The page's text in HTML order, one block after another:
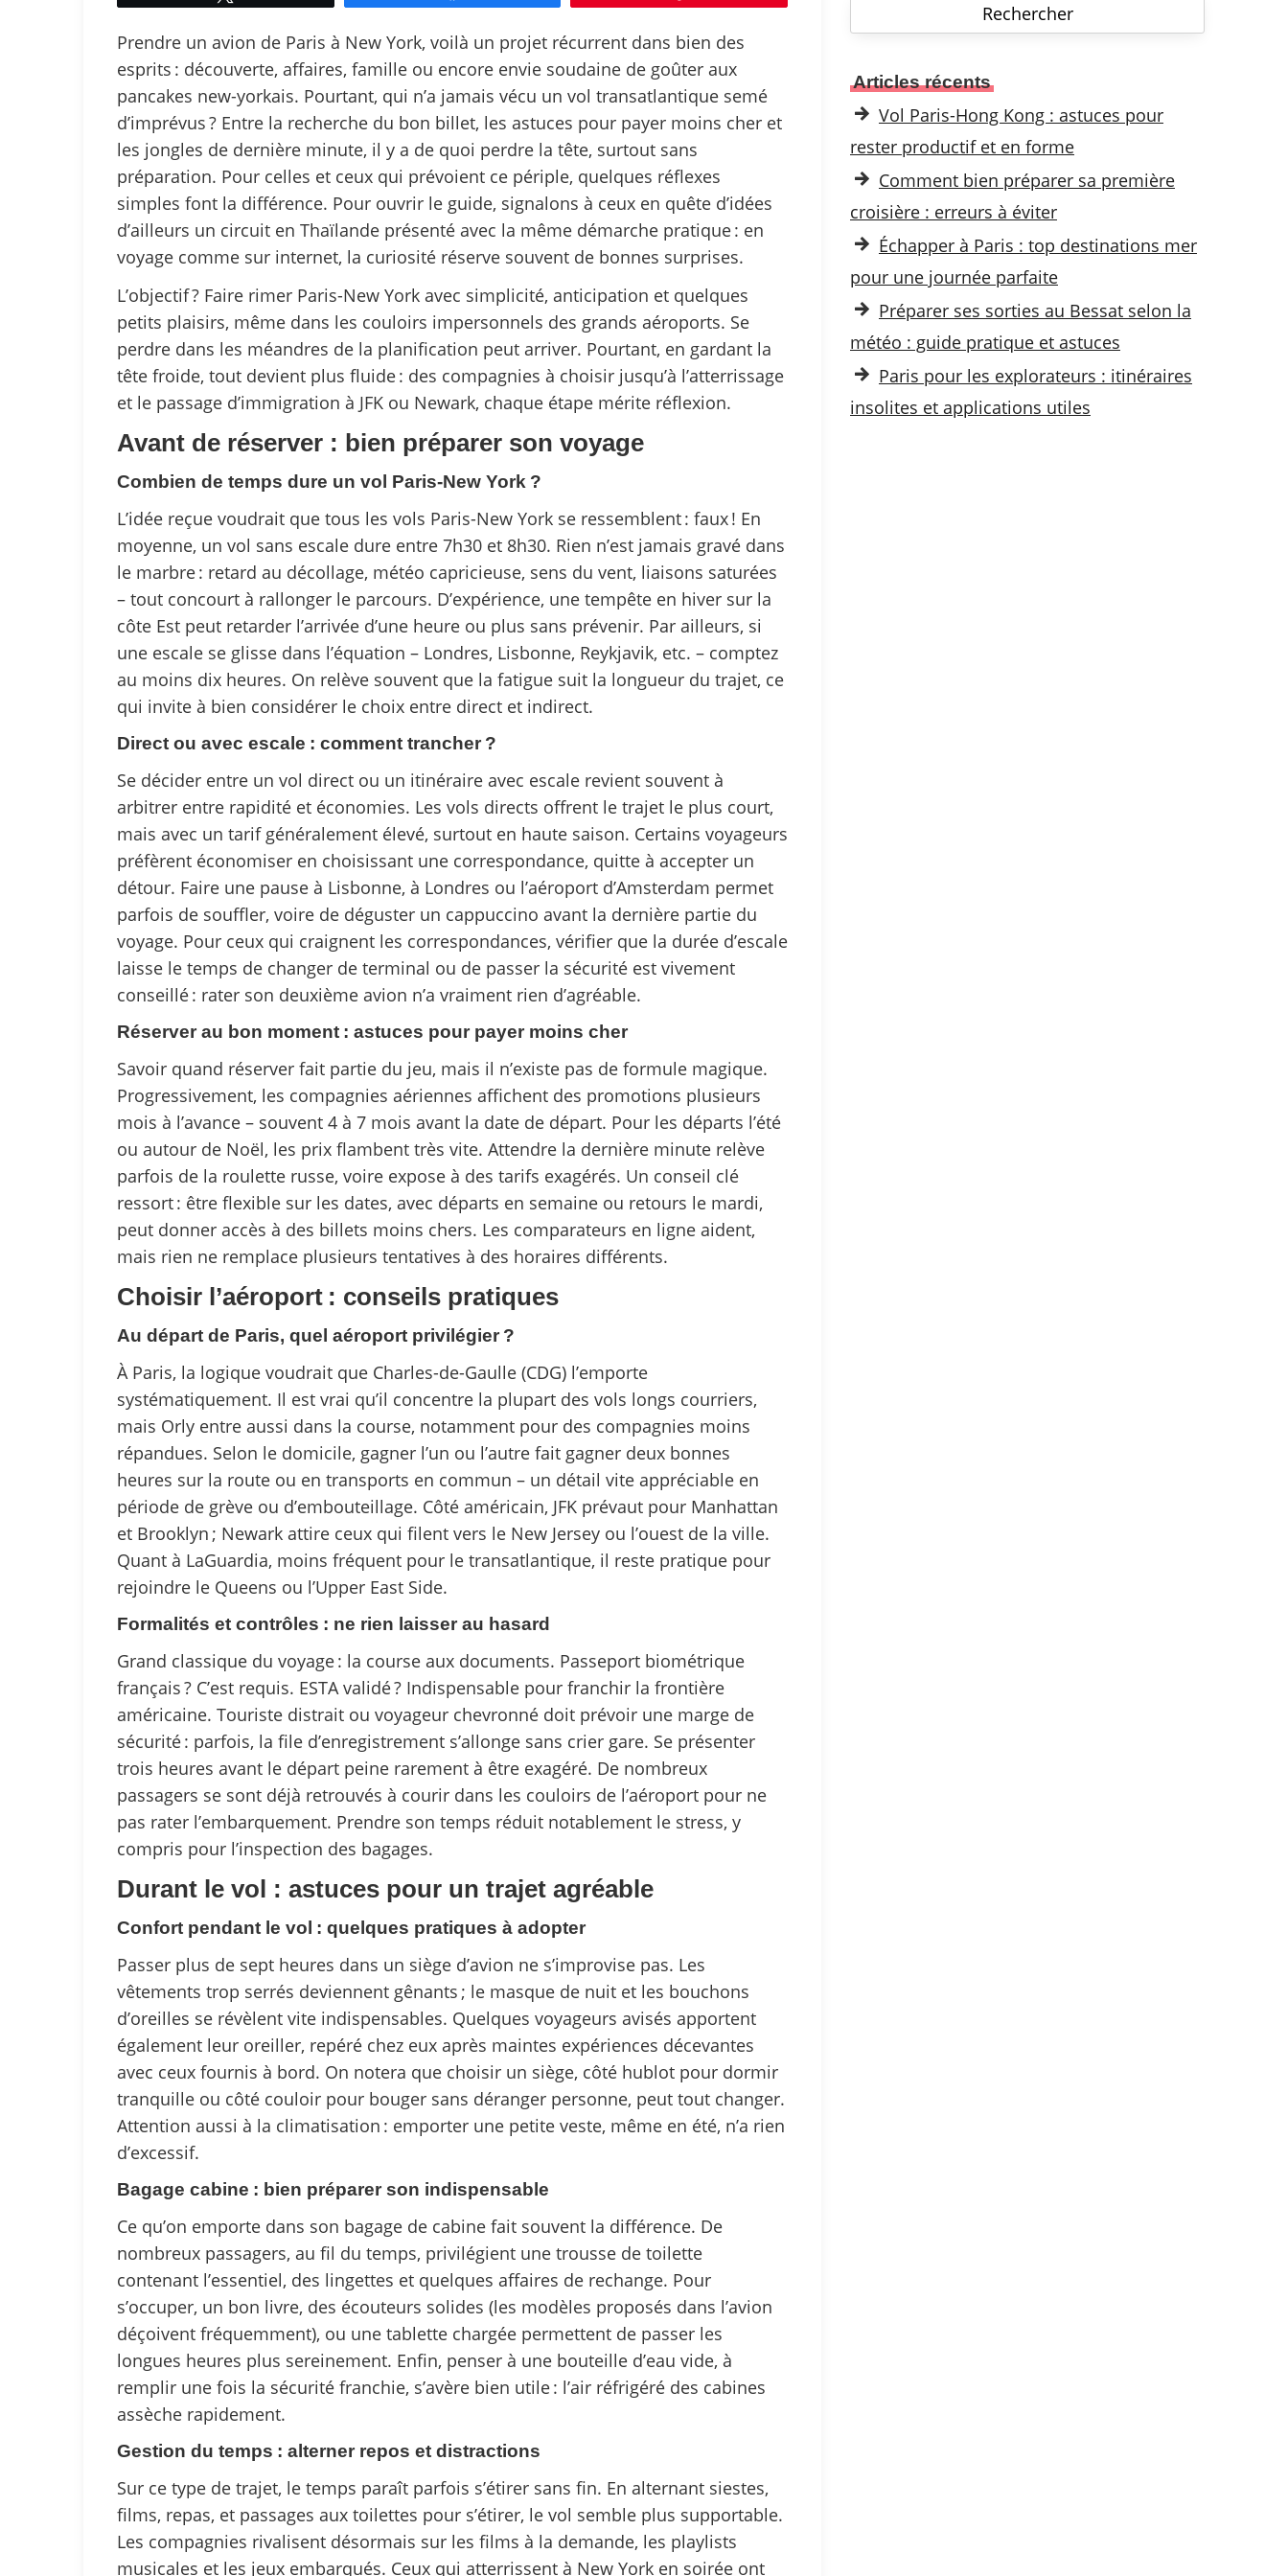
Prendre un avion de Paris à New York, voilà un projet récurrent dans bien des
esprits : découverte, affaires, famille ou encore envie soudaine de goûter aux
pancakes new-yorkais. Pourtant, qui n’a jamais vécu un vol transatlantique semé
d’imprévus ? Entre la recherche du bon billet, les astuces pour payer moins cher et
les jongles de dernière minute, il y a de quoi perdre la tête, surtout sans
préparation. Pour celles et ceux qui prévoient ce périple, quelques réflexes
simples font la différence. Pour ouvrir le guide, signalons à ceux en quête d’idées
d’ailleurs un circuit en Thaïlande présenté avec la même démarche pratique : en
voyage comme sur internet, la curiosité réserve souvent de bonnes surprises.
L’objectif ? Faire rimer Paris-New York avec simplicité, anticipation et quelques
petits plaisirs, même dans les couloirs impersonnels des grands aéroports. Se
perdre dans les méandres de la planification peut arriver. Pourtant, en gardant la
tête froide, tout devient plus fluide : des compagnies à choisir jusqu’à l’atterrissage
et le passage d’immigration à JFK ou Newark, chaque étape mérite réflexion.
Avant de réserver : bien préparer son voyage
Combien de temps dure un vol Paris-New York ?
L’idée reçue voudrait que tous les vols Paris-New York se ressemblent : faux ! En
moyenne, un vol sans escale dure entre 7h30 et 8h30. Rien n’est jamais gravé dans
le marbre : retard au décollage, météo capricieuse, sens du vent, liaisons saturées
– tout concourt à rallonger le parcours. D’expérience, une tempête en hiver sur la
côte Est peut retarder l’arrivée d’une heure ou plus sans prévenir. Par ailleurs, si
une escale se glisse dans l’équation – Londres, Lisbonne, Reykjavik, etc. – comptez
au moins dix heures. On relève souvent que la fatigue suit la longueur du trajet, ce
qui invite à bien considérer le choix entre direct et indirect.
Direct ou avec escale : comment trancher ?
Se décider entre un vol direct ou un itinéraire avec escale revient souvent à
arbitrer entre rapidité et économies. Les vols directs offrent le trajet le plus court,
mais avec un tarif généralement élevé, surtout en haute saison. Certains voyageurs
préfèrent économiser en choisissant une correspondance, quitte à accepter un
détour. Faire une pause à Lisbonne, à Londres ou l’aéroport d’Amsterdam permet
parfois de souffler, voire de déguster un cappuccino avant la dernière partie du
voyage. Pour ceux qui craignent les correspondances, vérifier que la durée d’escale
laisse le temps de changer de terminal ou de passer la sécurité est vivement
conseillé : rater son deuxième avion n’a vraiment rien d’agréable.
Réserver au bon moment : astuces pour payer moins cher
Savoir quand réserver fait partie du jeu, mais il n’existe pas de formule magique.
Progressivement, les compagnies aériennes affichent des promotions plusieurs
mois à l’avance – souvent 4 à 7 mois avant la date de départ. Pour les départs l’été
ou autour de Noël, les prix flambent très vite. Attendre la dernière minute relève
parfois de la roulette russe, voire expose à des tarifs exagérés. Un conseil clé
ressort : être flexible sur les dates, avec départs en semaine ou retours le mardi,
peut donner accès à des billets moins chers. Les comparateurs en ligne aident,
mais rien ne remplace plusieurs tentatives à des horaires différents.
Choisir l’aéroport : conseils pratiques
Au départ de Paris, quel aéroport privilégier ?
À Paris, la logique voudrait que Charles-de-Gaulle (CDG) l’emporte
systématiquement. Il est vrai qu’il concentre la plupart des vols longs courriers,
mais Orly entre aussi dans la course, notamment pour des compagnies moins
répandues. Selon le domicile, gagner l’un ou l’autre fait gagner deux bonnes
heures sur la route ou en transports en commun – un détail vite appréciable en
période de grève ou d’embouteillage. Côté américain, JFK prévaut pour Manhattan
et Brooklyn ; Newark attire ceux qui filent vers le New Jersey ou l’ouest de la ville.
Quant à LaGuardia, moins fréquent pour le transatlantique, il reste pratique pour
rejoindre le Queens ou l’Upper East Side.
Formalités et contrôles : ne rien laisser au hasard
Grand classique du voyage : la course aux documents. Passeport biométrique
français ? C’est requis. ESTA validé ? Indispensable pour franchir la frontière
américaine. Touriste distrait ou voyageur chevronné doit prévoir une marge de
sécurité : parfois, la file d’enregistrement s’allonge sans crier gare. Se présenter
trois heures avant le départ peine rarement à être exagéré. De nombreux
passagers se sont déjà retrouvés à courir dans les couloirs de l’aéroport pour ne
pas rater l’embarquement. Prendre son temps réduit notablement le stress, y
compris pour l’inspection des bagages.
Durant le vol : astuces pour un trajet agréable
Confort pendant le vol : quelques pratiques à adopter
Passer plus de sept heures dans un siège d’avion ne s’improvise pas. Les
vêtements trop serrés deviennent gênants ; le masque de nuit et les bouchons
d’oreilles se révèlent vite indispensables. Quelques voyageurs avisés apportent
également leur oreiller, repéré chez eux après maintes expériences décevantes
avec ceux fournis à bord. On notera que choisir un siège, côté hublot pour dormir
tranquille ou côté couloir pour bouger sans déranger personne, peut tout changer.
Attention aussi à la climatisation : emporter une petite veste, même en été, n’a rien
d’excessif.
Bagage cabine : bien préparer son indispensable
Ce qu’on emporte dans son bagage de cabine fait souvent la différence. De
nombreux passagers, au fil du temps, privilégient une trousse de toilette
contenant l’essentiel, des lingettes et quelques affaires de rechange. Pour
s’occuper, un bon livre, des écouteurs solides (les modèles proposés dans l’avion
déçoivent fréquemment), ou une tablette chargée permettent de passer les
longues heures plus sereinement. Enfin, penser à une bouteille d’eau vide, à
remplir une fois la sécurité franchie, s’avère bien utile : l’air réfrigéré des cabines
assèche rapidement.
Gestion du temps : alterner repos et distractions
Sur ce type de trajet, le temps paraît parfois s’étirer sans fin. En alternant siestes,
films, repas, et passages aux toilettes pour s’étirer, le vol semble plus supportable.
Les compagnies rivalisent désormais sur les films à la demande, les playlists
musicales et les jeux embarqués. Ceux qui atterrissent à New York en soirée ont
h
r
c
h
e
Articles récents
Vol Paris-Hong Kong : astuces pour
rester productif et en forme
Comment bien préparer sa première
croisière : erreurs à éviter
Échapper à Paris : top destinations mer
pour une journée parfaite
Préparer ses sorties au Bessat selon la
météo : guide pratique et astuces
Paris pour les explorateurs : itinéraires
insolites et applications utiles